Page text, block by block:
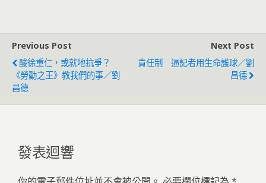
Previous Post
酸徐重仁，或就地抗爭？
《勞動之王》教我們的事／劉
昌德
Next Post
責任制 逼記者用生命護球／劉
昌德
發表迴響